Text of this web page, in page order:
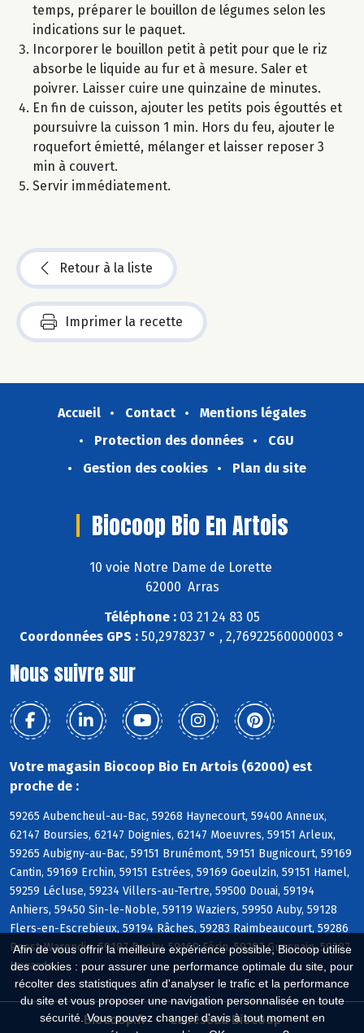
Afin de vous offrir la meilleure expérience possible, Biocoop utilise
des cookies : pour assurer une performance optimale du site, pour
récolter des statistiques afin d'analyser le trafic et la performance
du site et vous proposer une navigation personnalisée en toute
sécurité. Vous pouvez changer d'avis à tout moment en
temps, préparer le bouillon de légumes selon les
indications sur le paquet.
Incorporer le bouillon petit à petit pour que le riz
absorbe le liquide au fur et à mesure. Saler et
poivrer. Laisser cuire une quinzaine de minutes.
En fin de cuisson, ajouter les petits pois égouttés et
poursuivre la cuisson 1 min. Hors du feu, ajouter le
roquefort émietté, mélanger et laisser reposer 3
min à couvert.
Servir immédiatement.
Retour à la liste
Imprimer la recette
Accueil Contact
Mentions légales
Protection des données
CGU
Gestion des cookies
Plan du site
Biocoop Bio En Artois
10 voie Notre Dame de Lorette
62000 Arras
Téléphone : 03 21 24 83 05
Coordonnées GPS : 50,2978237 ° , 2,76922560000003 °
Nous suivre sur
Votre magasin Biocoop Bio En Artois (62000) est
proche de :
59265 Aubencheul-au-Bac, 59268 Haynecourt, 59400 Anneux,
62147 Boursies, 62147 Doignies, 62147 Moeuvres, 59151 Arleux,
59265 Aubigny-au-Bac, 59151 Brunémont, 59151 Bugnicourt, 59169
Cantin, 59169 Erchin, 59151 Estrées, 59169 Goeulzin, 59151 Hamel,
59259 Lécluse, 59234 Villers-au-Tertre, 59500 Douai, 59194
Anhiers, 59450 Sin-le-Noble, 59119 Waziers, 59950 Auby, 59128
Flers-en-Escrebieux, 59194 Râches, 59283 Raimbeaucourt, 59286
Roost-Warendin, 59187 Dechy, 59169 Férin, 59287 Guesnain, 59287
Lewarde
Biocoop.fr Le réseau Biocoop